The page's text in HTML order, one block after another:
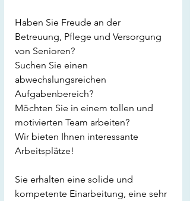
Haben Sie Freude an der
Betreuung, Pflege und Versorgung
von Senioren?
Suchen Sie einen
abwechslungsreichen
Aufgabenbereich?
Möchten Sie in einem tollen und
motivierten Team arbeiten?
Wir bieten Ihnen interessante
Arbeitsplätze!
Sie erhalten eine solide und
kompetente Einarbeitung, eine sehr